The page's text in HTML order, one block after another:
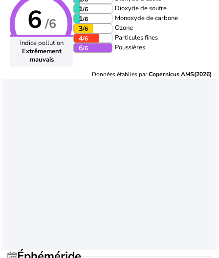
6 /6
Indice pollution
Extrêmement
mauvais
1/6 Dioxyde de soufre
1/6 Monoxyde de carbone
3/6 Ozone
4/6 Particules fines
6/6 Poussières
Données établies parCopernicus AMS(2026)